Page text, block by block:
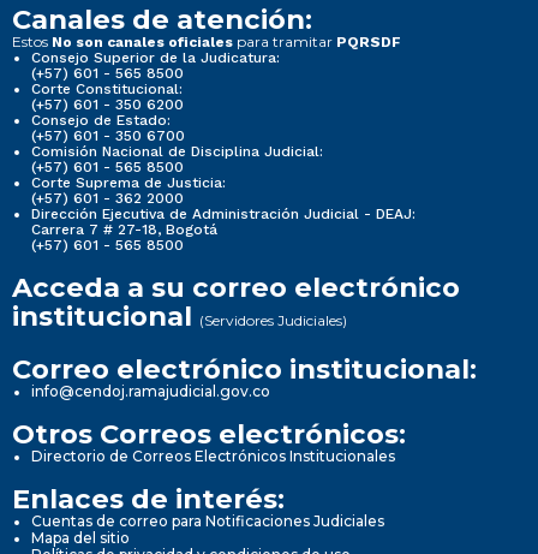
Canales de atención:
Estos No son canales oficiales para tramitar PQRSDF
Consejo Superior de la Judicatura:
(+57) 601 - 565 8500
Corte Constitucional:
(+57) 601 - 350 6200
Consejo de Estado:
(+57) 601 - 350 6700
Comisión Nacional de Disciplina Judicial:
(+57) 601 - 565 8500
Corte Suprema de Justicia:
(+57) 601 - 362 2000
Dirección Ejecutiva de Administración Judicial - DEAJ:
Carrera 7 # 27-18, Bogotá
(+57) 601 - 565 8500
Acceda a su correo electrónico
institucional (Servidores Judiciales)
Correo electrónico institucional:
info@cendoj.ramajudicial.gov.co
Otros Correos electrónicos:
Directorio de Correos Electrónicos Institucionales
Enlaces de interés:
Cuentas de correo para Notificaciones Judiciales
Mapa del sitio